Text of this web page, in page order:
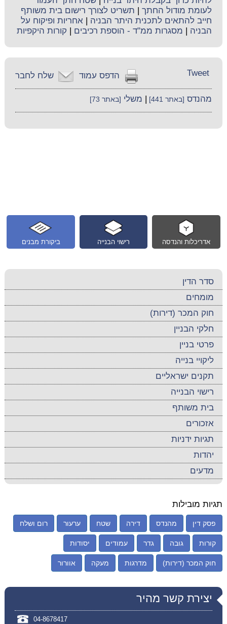
לעומת מודול החתך
תשריט לצורך רישום בית משותף
חייב להתאים לתכנית היתר הבניה |אחריות ופיקוח על
הבניה
מסגרות ממ"ד - הוספת רכיבים קורות היקפיות
שלח לחבר הדפס עמוד Tweet
מהנדס [באתר 441] משלי [באתר 73]
ביקורת מבנים רישוי הבנייה אדריכלות והנדסה
סדר הדין
מומחים
חוק המכר (דירות)
חלקי הבניין
פרטי בניין
ליקויי בנייה
תקנים ישראליים
רישוי הבנייה
בית משותף
אזכורים
תגיות ידניות
יהדות
מדעים
תגיות מובילות
פסק דין מהנדס דירה שטח ערעור רום ושלח
קורות גובה גדר עמודים יסודות
חוק המכר (דירות) מדרגות מעקה אוורור
יצירת קשר מהיר
04-8678417